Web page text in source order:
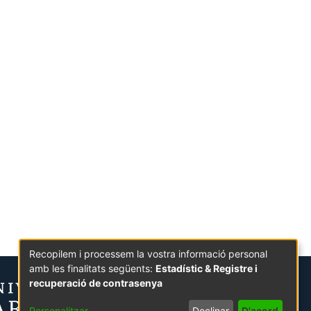
Recopilem i processem la vostra informació personal
amb les finalitats següents: Estadístic & Registre i
recuperació de contrasenya